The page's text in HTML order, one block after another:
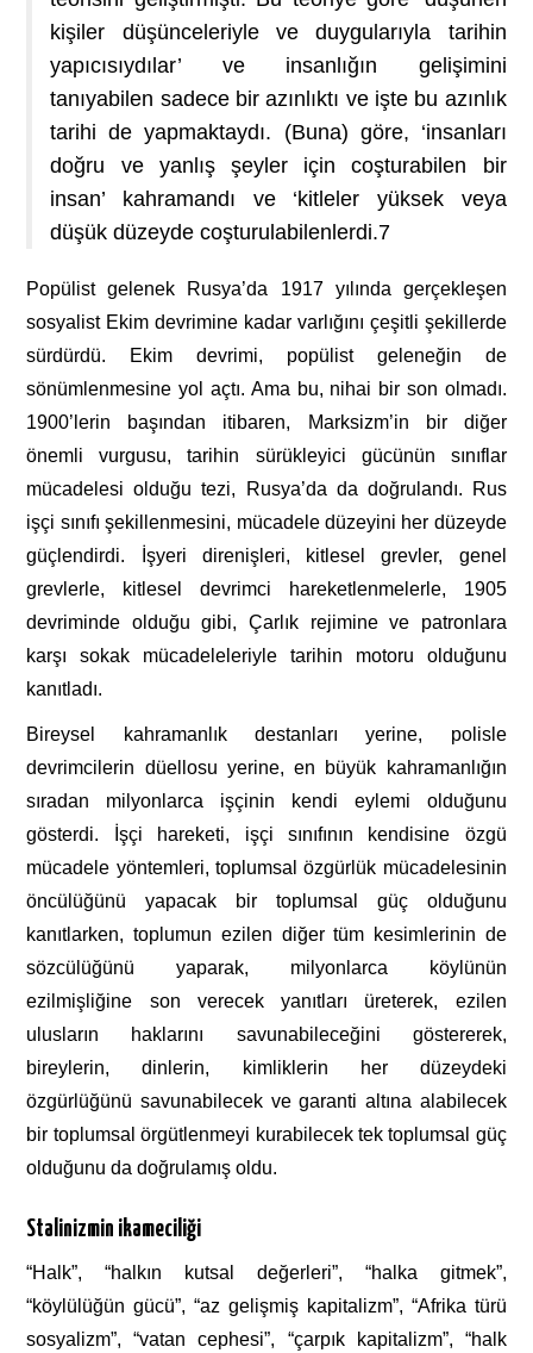
kişiler düşünceleriyle ve duygularıyla tarihin
yapıcısıydılar’ ve insanlığın gelişimini
tanıyabilen sadece bir azınlıktı ve işte bu azınlık
tarihi de yapmaktaydı. (Buna) göre, ‘insanları
doğru ve yanlış şeyler için coşturabilen bir
insan’ kahramandı ve ‘kitleler yüksek veya
düşük düzeyde coşturulabilenlerdi.7
Popülist gelenek Rusya’da 1917 yılında gerçekleşen
sosyalist Ekim devrimine kadar varlığını çeşitli şekillerde
sürdürdü. Ekim devrimi, popülist geleneğin de
sönümlenmesine yol açtı. Ama bu, nihai bir son olmadı.
1900’lerin başından itibaren, Marksizm’in bir diğer
önemli vurgusu, tarihin sürükleyici gücünün sınıflar
mücadelesi olduğu tezi, Rusya’da da doğrulandı. Rus
işçi sınıfı şekillenmesini, mücadele düzeyini her düzeyde
güçlendirdi. İşyeri direnişleri, kitlesel grevler, genel
grevlerle, kitlesel devrimci hareketlenmelerle, 1905
devriminde olduğu gibi, Çarlık rejimine ve patronlara
karşı sokak mücadeleleriyle tarihin motoru olduğunu
kanıtladı.
Bireysel kahramanlık destanları yerine, polisle
devrimcilerin düellosu yerine, en büyük kahramanlığın
sıradan milyonlarca işçinin kendi eylemi olduğunu
gösterdi. İşçi hareketi, işçi sınıfının kendisine özgü
mücadele yöntemleri, toplumsal özgürlük mücadelesinin
öncülüğünü yapacak bir toplumsal güç olduğunu
kanıtlarken, toplumun ezilen diğer tüm kesimlerinin de
sözcülüğünü yaparak, milyonlarca köylünün
ezilmişliğine son verecek yanıtları üreterek, ezilen
ulusların haklarını savunabileceğini göstererek,
bireylerin, dinlerin, kimliklerin her düzeydeki
özgürlüğünü savunabilecek ve garanti altına alabilecek
bir toplumsal örgütlenmeyi kurabilecek tek toplumsal güç
olduğunu da doğrulamış oldu.
Stalinizmin ikameciliği
“Halk”, “halkın kutsal değerleri”, “halka gitmek”,
“köylülüğün gücü”, “az gelişmiş kapitalizm”, “Afrika türü
sosyalizm”, “vatan cephesi”, “çarpık kapitalizm”, “halk